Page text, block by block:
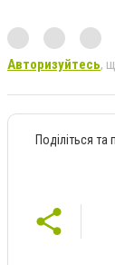
Авторизуйтесь,
Поділіться